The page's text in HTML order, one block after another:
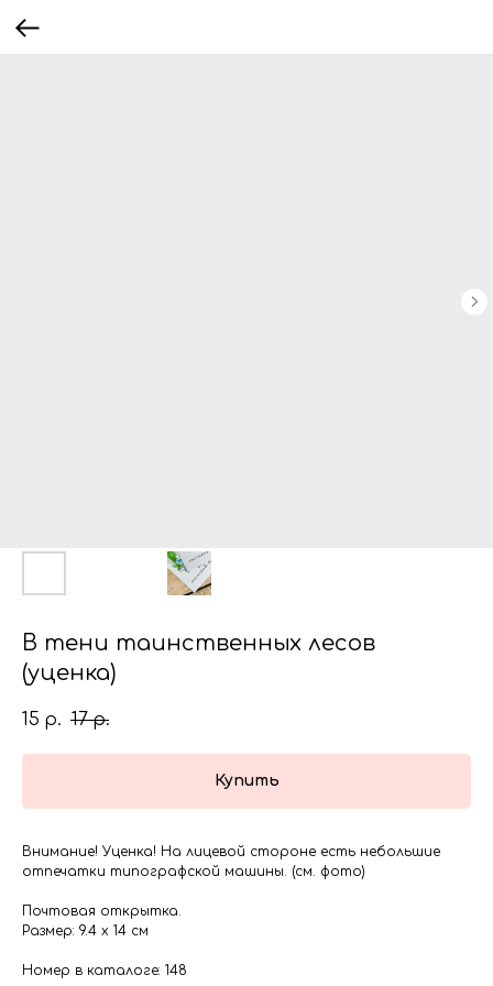
В тени таинственных лесов
(уценка)
15 р. 17 р.
Купить
Внимание! Уценка! На лицевой стороне есть небольшие
отпечатки типографской машины. (см. фото)
Почтовая открытка.
Размер: 9.4 х 14 см
Номер в каталоге: 148